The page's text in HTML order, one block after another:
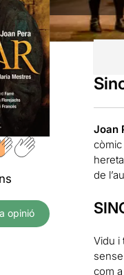
opinió
Joan
còmic
de
Vidu i
com